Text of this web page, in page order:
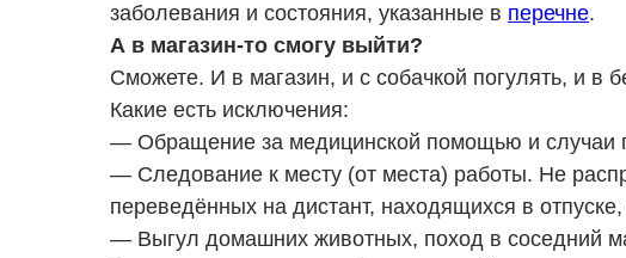
заболевания и состояния, указанные в перечне.
А в магазин-то смогу выйти?
Сможете. И в магазин, и с собачкой погулять, и в
Какие есть исключения:
— Обращение за медицинской помощью и случаи
— Следование к месту (от места) работы. Не
переведённых на дистант, находящихся в
— Выгул домашних животных, поход в соседний